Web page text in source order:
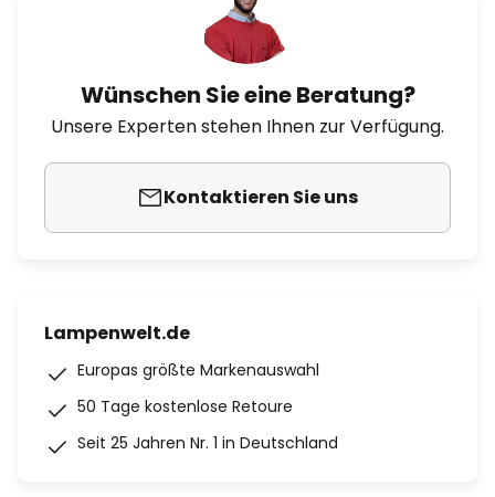
Wünschen Sie eine Beratung?
Unsere Experten stehen Ihnen zur Verfügung.
Kontaktieren Sie uns
Lampenwelt.de
Europas größte Markenauswahl
50 Tage kostenlose Retoure
Seit 25 Jahren Nr. 1 in Deutschland